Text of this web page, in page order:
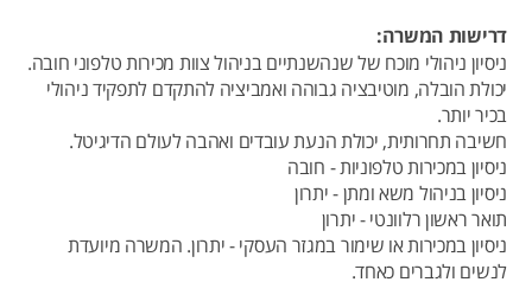
דרישות המשרה:
ניסיון ניהולי מוכח של שנהשנתיים בניהול צוות מכירות טלפוני חובה.
יכולת הובלה, מוטיבציה גבוהה ואמביציה להתקדם לתפקיד ניהולי
בכיר יותר.
חשיבה תחרותית, יכולת הנעת עובדים ואהבה לעולם הדיגיטל.
ניסיון במכירות טלפוניות - חובה
ניסיון בניהול משא ומתן - יתרון
תואר ראשון רלוונטי - יתרון
ניסיון במכירות או שימור במגזר העסקי - יתרון. המשרה מיועדת
לנשים ולגברים כאחד.